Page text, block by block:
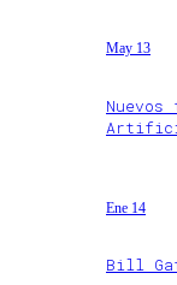
May 13
Ene 14
Bill